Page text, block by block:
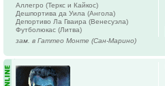
Аллегро (Теркс и Кайкос)
Дешпортива да Уила (Ангола)
Депортиво Ла Гваира (Венесуэла)
Футболюкас (Литва)
зам. в Гаттео Монте (Сан-Марино)